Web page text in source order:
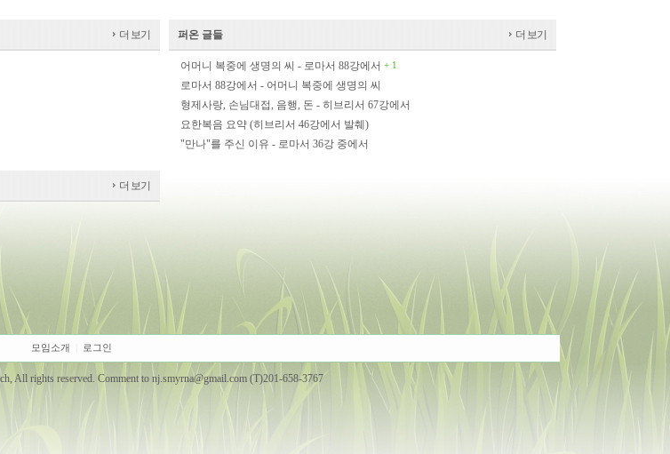
더 보기 퍼온 글들 더 보기
어머니 복중에 생명의 씨 - 로마서 88강에서 + 1
로마서 88강에서 - 어머니 복중에 생명의 씨
형제사랑, 손님대접, 음행, 돈 - 히브리서 67강에서
요한복음 요약 (히브리서 46강에서 발췌)
"만나"를 주신 이유 - 로마서 36강 중에서
더 보기
모임소개 로그인
All rights reserved. Comment to nj.smyrna@gmail.com (T)201-658-3767